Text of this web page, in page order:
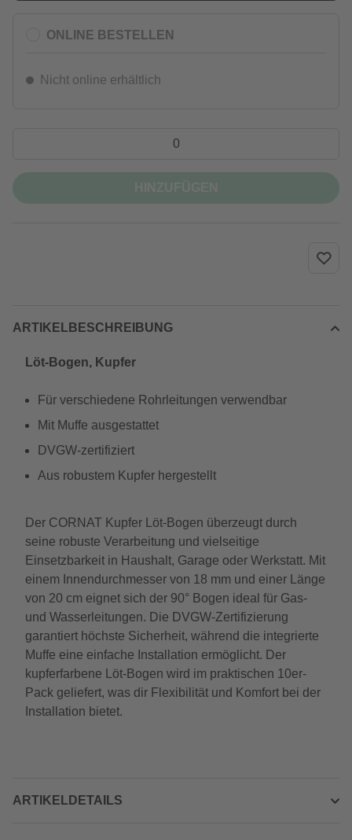
ONLINE BESTELLEN
Nicht online erhältlich
ARTIKELBESCHREIBUNG
Löt-Bogen, Kupfer
Für verschiedene Rohrleitungen verwendbar
Mit Muffe ausgestattet
DVGW-zertifiziert
Aus robustem Kupfer hergestellt
Der CORNAT Kupfer Löt-Bogen überzeugt durch
seine robuste Verarbeitung und vielseitige
Einsetzbarkeit in Haushalt, Garage oder Werkstatt. Mit
einem Innendurchmesser von 18 mm und einer Länge
von 20 cm eignet sich der 90° Bogen ideal für Gas-
und Wasserleitungen. Die DVGW-Zertifizierung
garantiert höchste Sicherheit, während die integrierte
Muffe eine einfache Installation ermöglicht. Der
kupferfarbene Löt-Bogen wird im praktischen 10er-
Pack geliefert, was dir Flexibilität und Komfort bei der
Installation bietet.
ARTIKELDETAILS